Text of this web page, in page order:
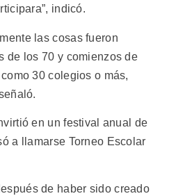
indicó.
las cosas fueron
de los 70 y comienzos de
30 colegios o más,
en un festival anual de
a llamarse Torneo Escolar
de haber sido creado